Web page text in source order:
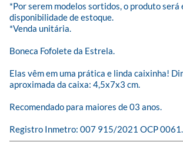
*Por serem modelos sortidos, o produto
disponibilidade de estoque.
*Venda unitária.
Boneca Fofolete da Estrela.
Elas vêm em uma prática e linda caixinha!
aproximada da caixa: 4,5x7x3 cm.
Recomendado para maiores de 03 anos.
Registro Inmetro: 007 915/2021 OCP 0061.